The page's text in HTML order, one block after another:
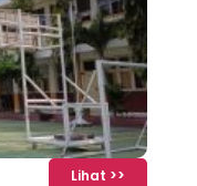
Lihat >>